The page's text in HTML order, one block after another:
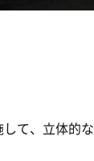
て、立体的な